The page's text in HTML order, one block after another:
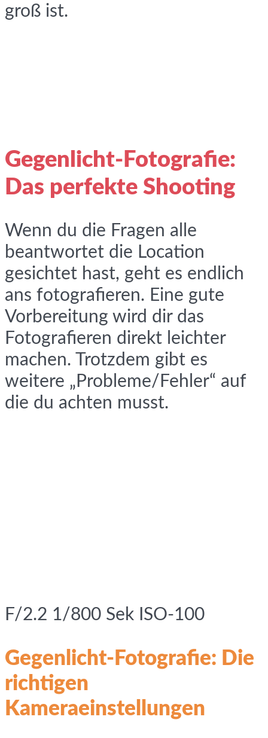
groß ist.
Gegenlicht-Fotografie:
Das perfekte Shooting
Wenn du die Fragen alle
beantwortet die Location
gesichtet hast, geht es endlich
ans fotografieren. Eine gute
Vorbereitung wird dir das
Fotografieren direkt leichter
machen. Trotzdem gibt es
weitere „Probleme/Fehler“ auf
die du achten musst.
F/2.2 1/800 Sek ISO-100
Gegenlicht-Fotografie: Die
richtigen
Kameraeinstellungen